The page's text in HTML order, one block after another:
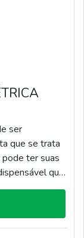
ser
que se trata
ter suas
que
da talha
peso de
DO